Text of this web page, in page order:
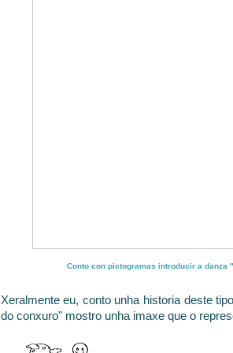
Conto con pictogramas introducir a danza
Xeralmente eu, conto unha historia deste
do conxuro" mostro unha imaxe que o